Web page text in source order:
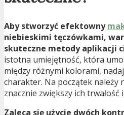
Aby stworzyć efektowny
niebieskimi tęczówkami,
skuteczne metody aplikacji
istotna umiejętność, która
między różnymi kolorami,
charakter. Na początek należy
znacznie zwiększy ich trwałość
Zaleca się użycie dwóch